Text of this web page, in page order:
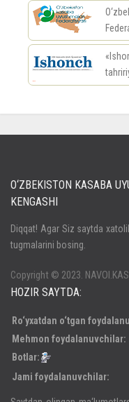
Паролни унутдингизми?
O‘ZBEKISTON KASABA
KENGASHI
Diqqat! Agar Siz saytda
tugmalarini bosing.
Copyright © 2023.
HOZIR SAYTDA:
Ro‘yxatdan o‘tgan
Mehmon foydalanuvchilar:
Botlar:
Jami foydalanuvchilar: